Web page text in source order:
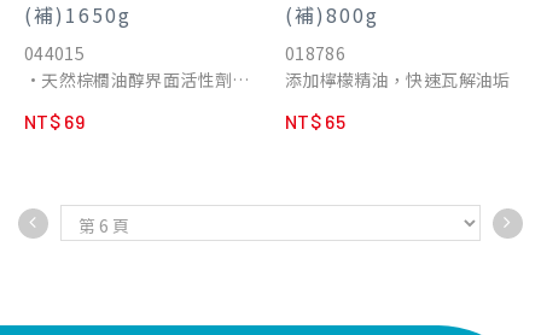
(補)1650g
044015
•天然棕櫚油醇界面活性劑
•低泡沫配方，省水不殘留
NT$ 69
(補)800g
018786
添加檸檬精油，快速瓦解油垢
NT$ 65